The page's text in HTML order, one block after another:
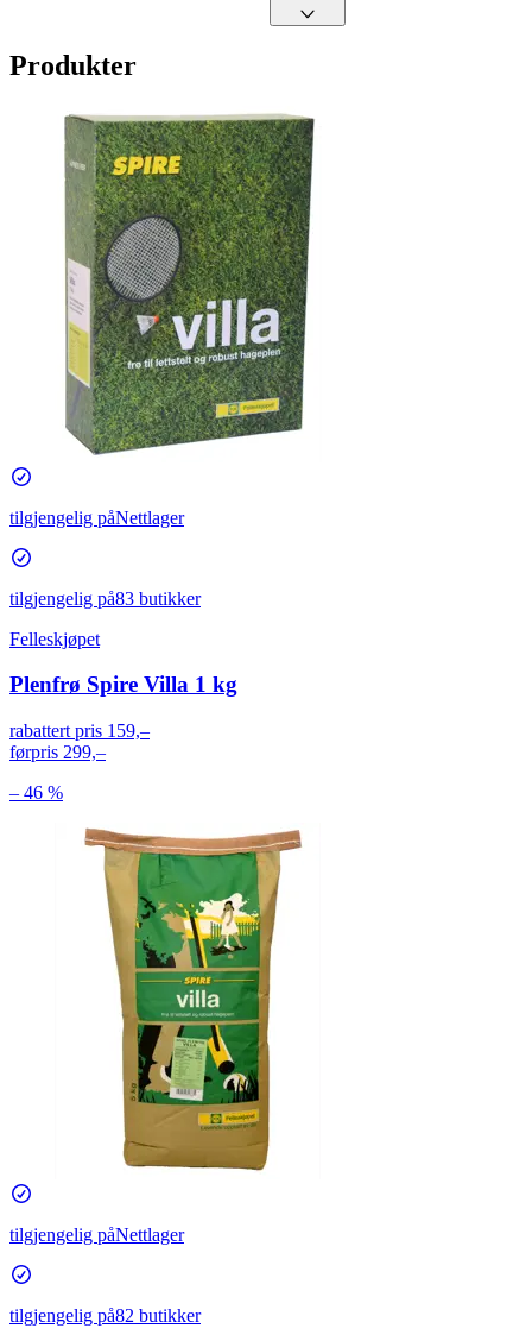
Produkter
tilgjengelig påNettlager
tilgjengelig på83 butikker
Felleskjøpet
Plenfrø Spire Villa 1 kg
rabattert pris 159,–
førpris 299,–
– 46 %
tilgjengelig påNettlager
tilgjengelig på82 butikker